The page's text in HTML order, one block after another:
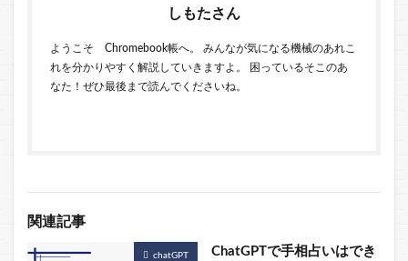
しもたさん
ようこそ Chromebook帳へ。 みんなが気になる機械のあれこ
れを分かりやすく解説していきますよ。 困っているそこのあ
なた！ぜひ最後まで読んでくださいね。
関連記事
chatGPT
ChatGPTで手相占いはでき